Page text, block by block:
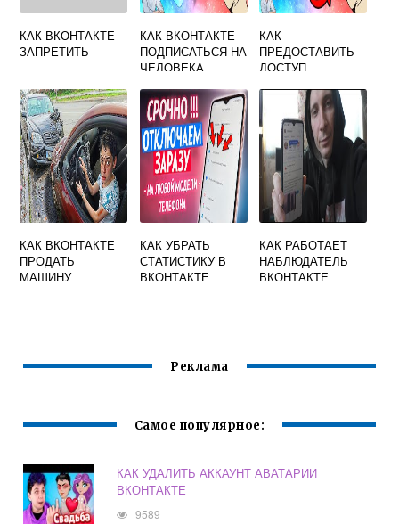
КАК ВКОНТАКТЕ
ЗАПРЕТИТЬ
КАК ВКОНТАКТЕ
ПОДПИСАТЬСЯ НА
ЧЕЛОВЕКА
КАК
ПРЕДОСТАВИТЬ
ДОСТУП
А В ВКОНТАКТЕ
КАК ВКОНТАКТЕ
ПРОДАТЬ
МАШИНУ
КАК УБРАТЬ
СТАТИСТИКУ В
ВКОНТАКТЕ
КАК РАБОТАЕТ
НАБЛЮДАТЕЛЬ
ВКОНТАКТЕ
Реклама
Самое популярное:
КАК УДАЛИТЬ АККАУНТ АВАТАРИИ
ВКОНТАКТЕ
9589